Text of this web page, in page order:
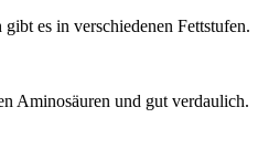
es in verschiedenen Fettstufen.
Aminosäuren und gut verdaulich.